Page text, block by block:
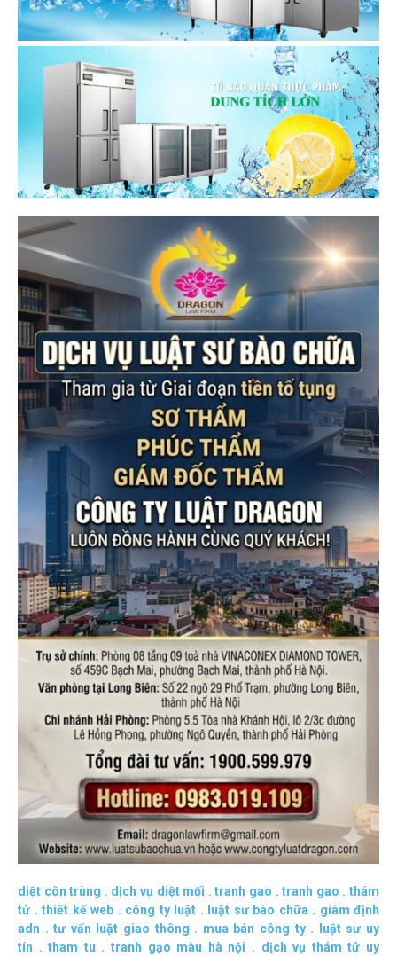
diệt côn trùng . dịch vụ diệt mối .tranh gao .tranh gao .thám
tử . thiết kế web . công ty luật . luật sư bào chữa . giám định
adn .tư vấn luật giao thông . mua bán công ty.
luật sư uy
tín .tham tu .tranh gạo màu hà nội . dịch vụ thám tử uy